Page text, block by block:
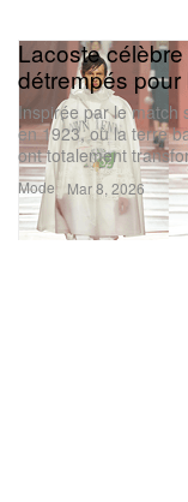
Mode
Lacoste
détrempés pour
Inspirée par le match
en 1923, où la terre
ont totalement
Mar 8, 2026